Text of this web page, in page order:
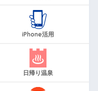
iPhone活用
日帰り温泉